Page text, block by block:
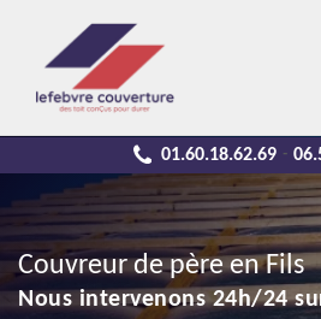
01.60.18.62.69 -
Couvreur de père en Fils
Nous intervenons 24h/24